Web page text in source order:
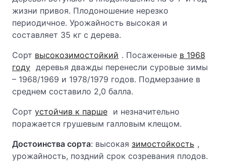
жизни привоя. Плодоношение нерезко
периодичное. Урожайность высокая и
составляет 35 кг с дерева.
Сорт высокозимостойкий . Посаженные в 1968
году деревья дважды перенесли суровые зимы
– 1968/1969 и 1978/1979 годов. Подмерзание в
среднем составило 2,0 балла.
Сорт устойчив к парше и незначительно
поражается грушевым галловым клещом.
Достоинства сорта: высокая зимостойкость ,
урожайность, поздний срок созревания плодов.